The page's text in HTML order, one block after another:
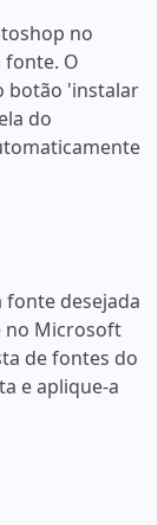
no
fonte. O
botão 'instalar
do
desejada
no Microsoft
de fontes do
e aplique-a